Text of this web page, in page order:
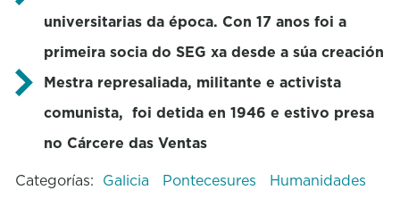
universitarias da época. Con 17 anos foi a
primeira socia do SEG xa desde a súa creación
Mestra represaliada, militante e activista
comunista, foi detida en 1946 e estivo presa
no Cárcere das Ventas
Categorías: Galicia Pontecesures Humanidades